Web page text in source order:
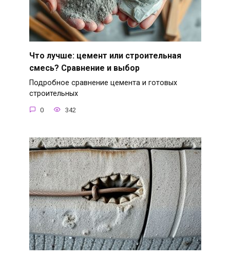
Что лучше: цемент или строительная
смесь? Сравнение и выбор
Подробное сравнение цемента и готовых
строительных
0 342